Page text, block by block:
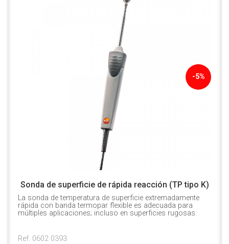
-5%
Sonda de superficie de rápida reacción (TP tipo K)
La sonda de temperatura de superficie extremadamente
rápida con banda termopar flexible es adecuada para
múltiples aplicaciones; incluso en superficies rugosas.
Ref. 0602 0393